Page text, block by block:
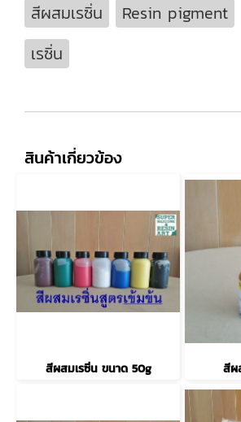
สีผสมเรซิ่น Resin pigment
เรซิ่น
สินค้าเกี่ยวข้อง
สีผสมเรซิ่น ขนาด 50g สีผ